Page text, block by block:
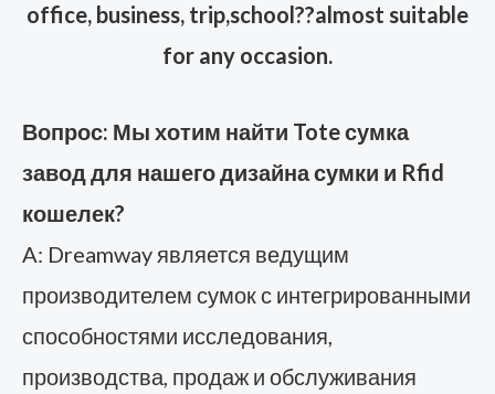
office, business, trip,school??almost suitable
for any occasion.
Вопрос: Мы хотим найти Tote сумка
завод для нашего дизайна сумки и Rfid
кошелек?
A: Dreamway является ведущим
производителем сумок с интегрированными
способностями исследования,
производства, продаж и обслуживания